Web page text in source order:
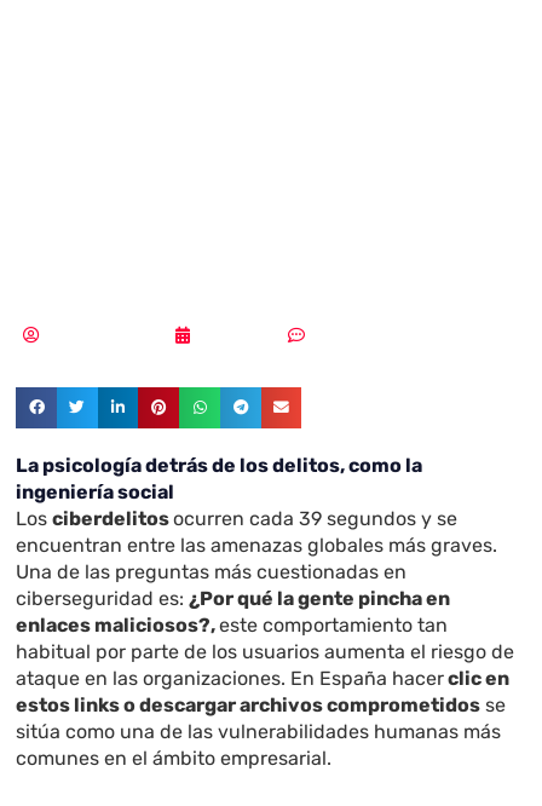
La psicología detrás de los delitos, como la
ingeniería social
Losciberdelitosocurren cada 39 segundos y se
encuentran entre las amenazas globales más graves.
Una de las preguntas más cuestionadas en
ciberseguridad es:¿Por qué la gente pincha en
enlaces maliciosos?,este comportamiento tan
habitual por parte de los usuarios aumenta el riesgo de
ataque en las organizaciones. En España hacerclic en
estos links o descargar archivos comprometidos se
sitúa como una de las vulnerabilidades humanas más
comunes en el ámbito empresarial.